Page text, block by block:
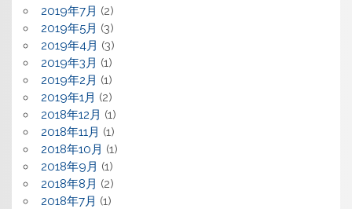
2019年7月 (2)
2019年5月 (3)
2019年4月 (3)
2019年3月 (1)
2019年2月 (1)
2019年1月 (2)
2018年12月 (1)
2018年11月 (1)
2018年10月 (1)
2018年9月 (1)
2018年8月 (2)
2018年7月 (1)